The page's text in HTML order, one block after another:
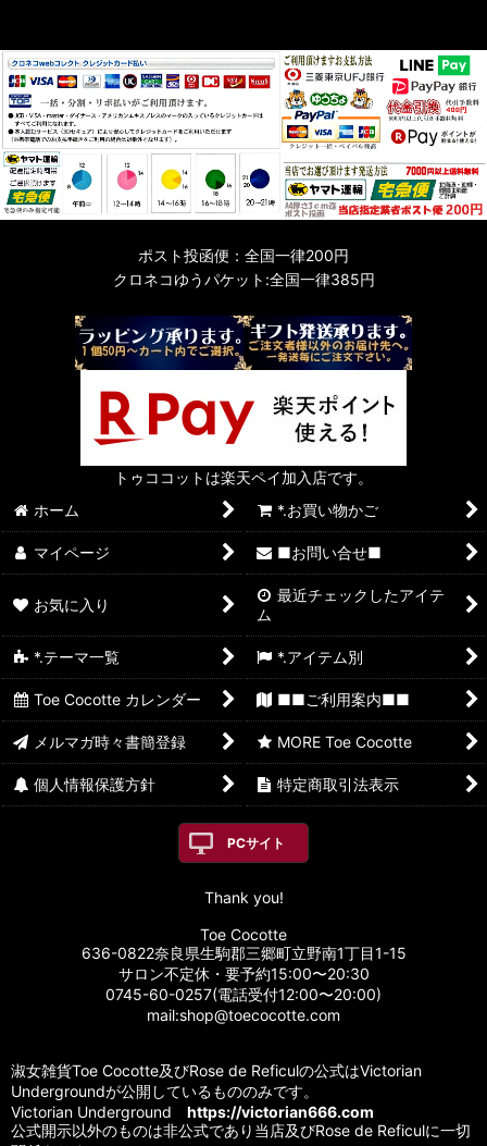
ポスト投函便：全国一律200円
クロネコゆうパケット:全国一律385円
トゥココットは楽天ペイ加入店です。
ホーム
*.お買い物かご
マイページ ■お問い合せ■
お気に入り
最近チェックしたアイテ
ム
*.テーマ一覧 *.アイテム別
Toe Cocotte カレンダー ■■ご利用案内■■
メルマガ時々書簡登録 MORE Toe Cocotte
個人情報保護方針 特定商取引法表示
PCサイト
Thank you!
Toe Cocotte
636-0822奈良県生駒郡三郷町立野南1丁目1-15
サロン不定休・要予約15:00〜20:30
0745-60-0257(電話受付12:00〜20:00)
mail:shop@toecocotte.com
淑女雑貨Toe Cocotte及びRose de Reficulの公式はVictorian
Undergroundが公開しているもののみです。
Victorian Underground https://victorian666.com
公式開示以外のものは非公式であり当店及びRose de Reficulに一切